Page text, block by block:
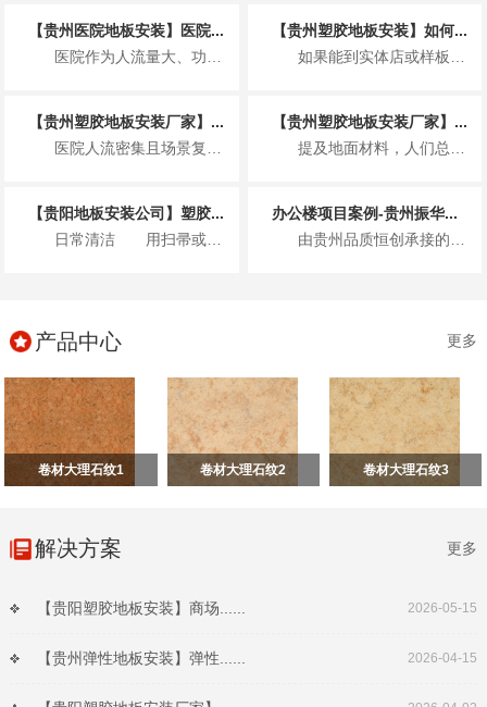
【贵州医院地板安装】医院...
医院作为人流量大、功能分区复杂、卫生要求非常高的特殊场所，地板安装并非简单铺装...
【贵州塑胶地板安装】如何...
如果能到实体店或样板间，可通过 2 个小测试快速判断，比看参数更直观： “沾水...
【贵州塑胶地板安装厂家】...
医院人流密集且场景复杂，塑胶地板因适配医疗需求成为主流地面材料，其基本要求围绕...
【贵州塑胶地板安装厂家】...
提及地面材料，人们总在实木与瓷砖间徘徊，却忽略了一款早已完成技术迭代、打破固有...
【贵阳地板安装公司】塑胶...
日常清洁 用扫帚或吸尘器清除表面灰尘...
办公楼项目案例-贵州振华...
由贵州品质恒创承接的贵州振华风光半导体股份有限公司新办公楼项目地面高级弹性地材...
产品中心 更多
卷材大理石纹1 卷材大理石纹2 卷材大理石纹3
解决方案 更多
【贵阳塑胶地板安装】商场...... 2026-05-15
【贵州弹性地板安装】弹性...... 2026-04-15